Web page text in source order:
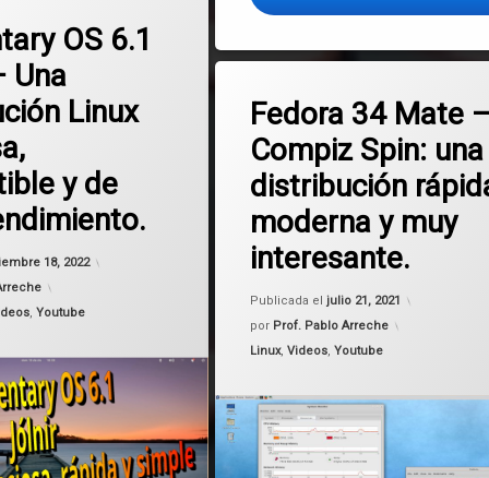
OS 6.1
Una
Linux
y de
18, 2022
diciembre 18, 2022
,Youtube
en Elementary OS 6.1 Jólnir – Una distribución Linux preciosa,
Fedora 34 Mate
Compiz Spin: una
distribución
moderna y muy
interesante.
Publicada eljulio 21, 2021
por Prof. Pablo Arreche
Categorías:
Linux,Videos,Youtube
Distribución
Fedora
Linux